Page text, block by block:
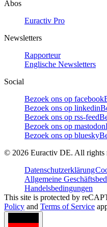
Abos
Euractiv Pro
Newsletters
Rapporteur
Englische Newsletters
Social
Bezoek ons op facebook
Bezoek ons op linkedin
Bezoek ons op rss-feed
Bezoek ons op mastodon
Bezoek ons op bluesky
© 2026 Euractiv DE. All rights
Datenschutzerklärung
Allgemeine
Handelsbedingungen
This site is protected by
Policy and Terms of Service